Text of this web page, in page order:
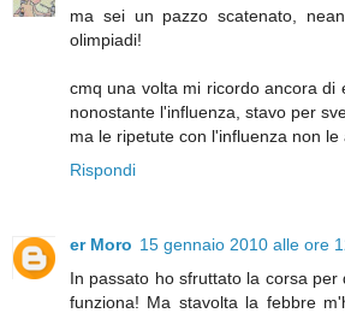
ma sei un pazzo scatenato,
olimpiadi!
cmq una volta mi ricordo ancora di
nonostante l'influenza, stavo per
ma le ripetute con l'influenza non
Rispondi
er Moro 15 gennaio 2010 alle ore
In passato ho sfruttato la corsa
funziona! Ma stavolta la febbre